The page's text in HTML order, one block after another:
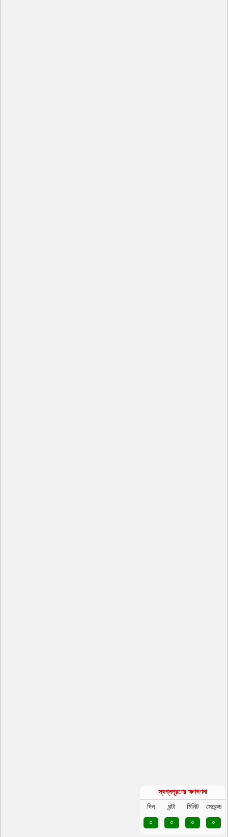
স্বপ্নপূরণের ক্ষণগণনা
দিন
ঘন্টা মিনিট
সেকেন্ড
০
০ ০ ০